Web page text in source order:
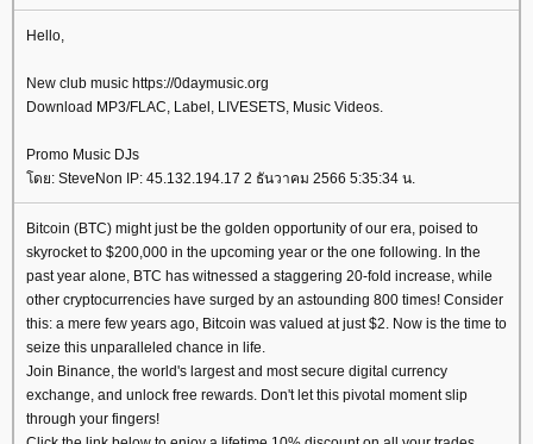
Hello,
New club music https://0daymusic.org
Download MP3/FLAC, Label, LIVESETS, Music Videos.
Promo Music DJs
โดย: SteveNon IP: 45.132.194.17 2 ธันวาคม 2566 5:35:34 น.
Bitcoin (BTC) might just be the golden opportunity of our era, poised to
skyrocket to $200,000 in the upcoming year or the one following. In the
past year alone, BTC has witnessed a staggering 20-fold increase, while
other cryptocurrencies have surged by an astounding 800 times! Consider
this: a mere few years ago, Bitcoin was valued at just $2. Now is the time to
seize this unparalleled chance in life.
Join Binance, the world's largest and most secure digital currency
exchange, and unlock free rewards. Don't let this pivotal moment slip
through your fingers!